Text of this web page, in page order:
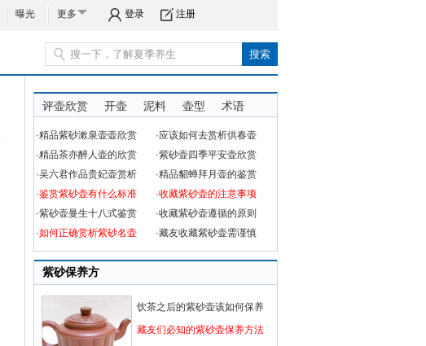
曝光 更多 登录 注册
评壶欣赏 开壶 泥料 壶型 术语
·精品紫砂漱泉壶壶欣赏
·应该如何去赏析供春壶
·精品茶亦醉人壶的欣赏
·紫砂壶四季平安壶欣赏
·吴六君作品贵妃壶赏析
·精品貂蝉拜月壶的鉴赏
·鉴赏紫砂壶有什么标准
·收藏紫砂壶的注意事项
·紫砂壶曼生十八式鉴赏
·收藏紫砂壶遵循的原则
·如何正确赏析紫砂名壶
·藏友收藏紫砂壶需谨慎
紫砂保养方
饮茶之后的紫砂壶该如何保养
藏友们必知的紫砂壶保养方法